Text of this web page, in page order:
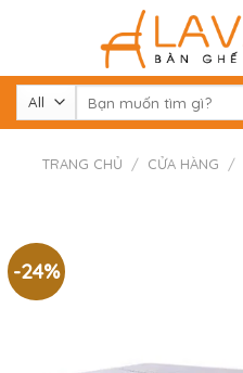
kiếm:
TRANG CHỦ / CỬA HÀNG /
-24%